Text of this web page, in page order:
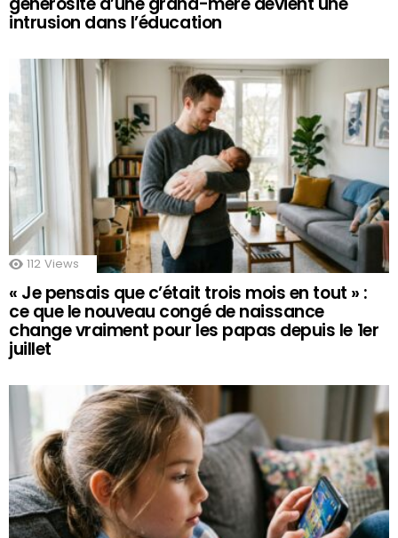
intrusion dans l’éducation
112 Views
« Je pensais que c’était trois mois en tout » :
ce que le nouveau congé de naissance
change vraiment pour les papas depuis le 1er
juillet